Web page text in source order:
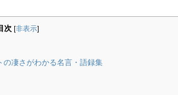
次 [非表示]
凄さがわかる名言・語録集